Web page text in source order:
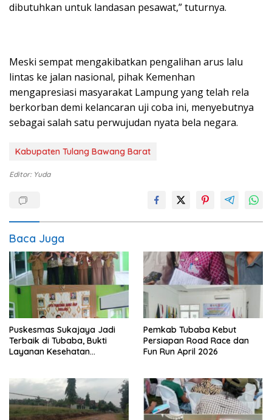
dibutuhkan untuk landasan pesawat,” tuturnya.
Meski sempat mengakibatkan pengalihan arus lalu
lintas ke jalan nasional, pihak Kemenhan
mengapresiasi masyarakat Lampung yang telah rela
berkorban demi kelancaran uji coba ini, menyebutnya
sebagai salah satu perwujudan nyata bela negara.
Kabupaten Tulang Bawang Barat
Editor: Yuda
Baca Juga
Puskesmas Sukajaya Jadi
Terbaik di Tubaba, Bukti
Layanan Kesehatan
Pemkab Tubaba Kebut
Persiapan Road Race dan
Fun Run April 2026